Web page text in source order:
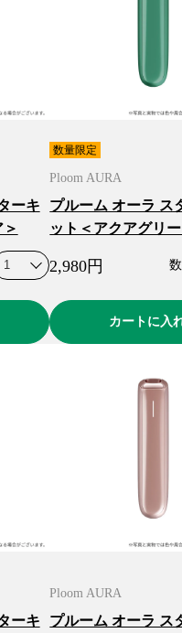
ーキ
数量限定
Ploom AURA
プルーム オーラ ス
ット＜アクアグリ
2,980円
カートに入
ーキ
Ploom AURA
プルーム オーラ ス